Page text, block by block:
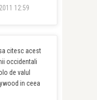
12:59
citesc acest
occidentali
de valul
in ceea